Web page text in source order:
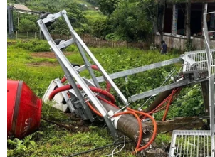
Chính phủ Colombia và
ELN nối lại đàm phán tại